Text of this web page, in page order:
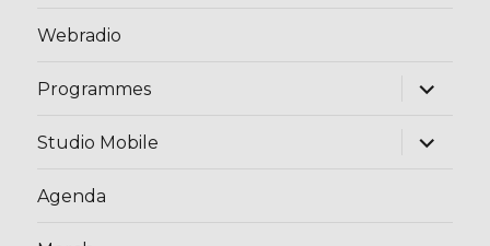
Webradio
Programmes
ouvrir
menu
Studio Mobile
ouvrir
Agenda